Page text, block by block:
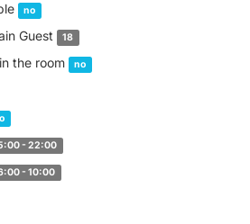
no
Guest 18
the room no
- 22:00
- 10:00